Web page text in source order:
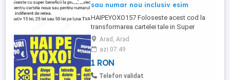
sau numar nou inclusiv esim
HAIPEYOXO157 Foloseste acest cod la
transformarea cartelei tale in Super
promotia Orange Romania: YOXO si
primesti o luna gratis! YOXO este un
serviciu 100% digital fara perioada
contractuala Economiseste cu super
beneficii la pretul corect! Valabil pentru
Arad, Arad
azi 07:49
1 RON
Telefon validat